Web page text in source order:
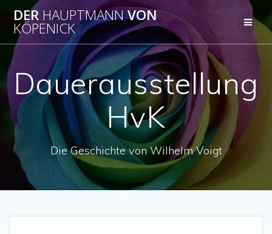
Zum
Inhalt
springen
DER HAUPTMANNVON
KÖPENICK
Dauerausstellung
HvK
Die Geschichte von Wilhelm Voigt